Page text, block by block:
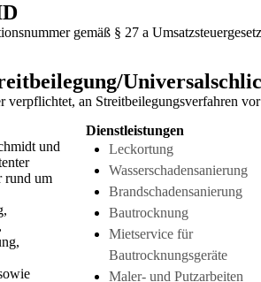
gemäß § 27 a
verpflichtet, an Streitbeilegungsverfahren
und
rund um
Dienstleistungen
Leckortung
Wasserschadensanierung
Brandschadensanierung
Bautrocknung
Mietservice für
Bautrocknungsgeräte
Maler- und Putzarbeiten